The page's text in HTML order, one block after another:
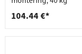
104.44 €*